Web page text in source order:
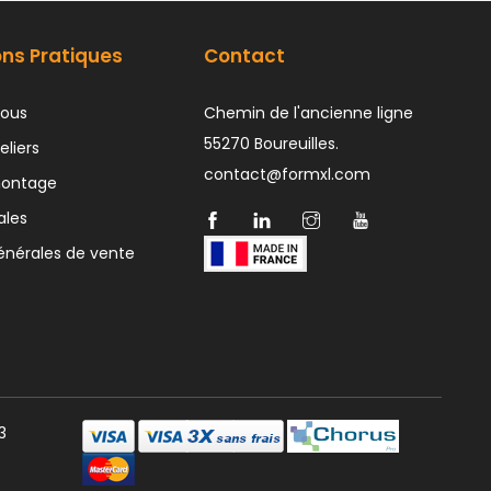
Pratiques
de vente
Contact
Chemin de l'ancienne ligne
55270 Boureuilles.
contact@formxl.com